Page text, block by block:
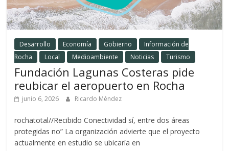
Desarrollo Economía Gobierno
Información de
Rocha
Local Medioambiente Noticias Turismo
Fundación Lagunas Costeras pide
reubicar el aeropuerto en Rocha
junio 6, 2026 Ricardo Méndez
rochatotal//Recibido Conectividad sí, entre dos áreas
protegidas no” La organización advierte que el proyecto
actualmente en estudio se ubicaría en